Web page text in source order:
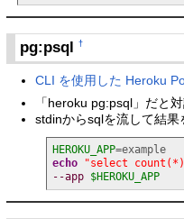
pg:psql†
CLI を使用した Heroku
「heroku pg:psql」だと
stdinからsqlを流して結果
HEROKU_APP
=example
echo
"select
--app $HEROKU_APP